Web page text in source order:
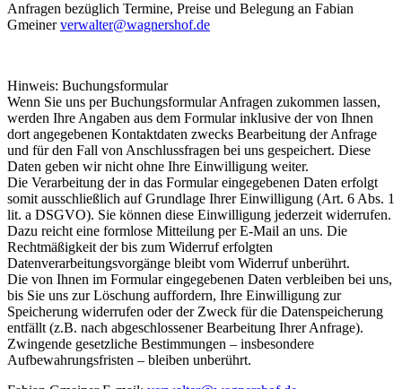
Anfragen bezüglich Termine, Preise und Belegung an Fabian
Gmeinerverwalter@wagnershof.de
Hinweis: Buchungsformular
Wenn Sie uns per Buchungsformular Anfragen zukommen lassen,
werden Ihre Angaben aus dem Formular inklusive der von Ihnen
dort angegebenen Kontaktdaten zwecks Bearbeitung der Anfrage
und für den Fall von Anschlussfragen bei uns gespeichert. Diese
Daten geben wir nicht ohne Ihre Einwilligung weiter.
Die Verarbeitung der in das Formular eingegebenen Daten erfolgt
somit ausschließlich auf Grundlage Ihrer Einwilligung (Art. 6 Abs. 1
lit. a DSGVO). Sie können diese Einwilligung jederzeit widerrufen.
Dazu reicht eine formlose Mitteilung per E-Mail an uns. Die
Rechtmäßigkeit der bis zum Widerruf erfolgten
Datenverarbeitungsvorgänge bleibt vom Widerruf unberührt.
Die von Ihnen im Formular eingegebenen Daten verbleiben bei uns,
bis Sie uns zur Löschung auffordern, Ihre Einwilligung zur
Speicherung widerrufen oder der Zweck für die Datenspeicherung
entfällt (z.B. nach abgeschlossener Bearbeitung Ihrer Anfrage).
Zwingende gesetzliche Bestimmungen – insbesondere
Aufbewahrungsfristen – bleiben unberührt.